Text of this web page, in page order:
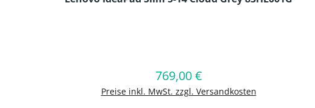
Regulärer Preis:
769,00 €
Preise inkl. MwSt. zzgl. Versandkosten
In den Warenkorb